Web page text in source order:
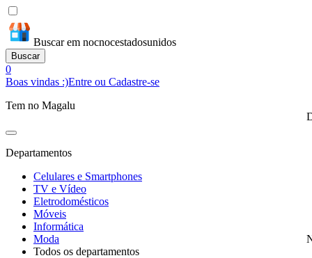
Buscar em nocnocestadosunidos
Buscar
0
Boas vindas :)Entre ou Cadastre-se
Tem no Magalu
Departamentos
Celulares e Smartphones
TV e Vídeo
Eletrodomésticos
Móveis
Informática
Moda
Todos os departamentos